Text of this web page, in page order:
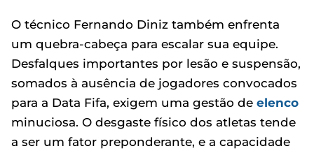
O técnico Fernando Diniz também enfrenta
um quebra-cabeça para escalar sua equipe.
Desfalques importantes por lesão e suspensão,
somados à ausência de jogadores convocados
para a Data Fifa, exigem uma gestão de elenco
minuciosa. O desgaste físico dos atletas tende
a ser um fator preponderante, e a capacidade